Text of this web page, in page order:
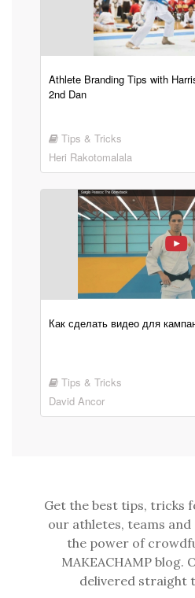
Athlete Branding Tips with
2nd Dan
Tips & Tricks
Heri Rakotomalala
Как сделать видео для
Tips & Tricks
David Ancor
Get the best tips, tricks
our athletes, teams
the power of
MAKEACHAMP blog.
delivered straight